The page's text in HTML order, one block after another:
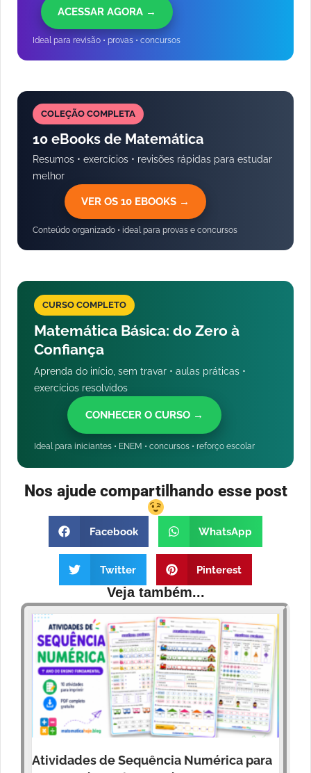
ACESSAR AGORA →
Ideal para revisão • provas • concursos
COLEÇÃO COMPLETA
10 eBooks de Matemática
Resumos • exercícios • revisões rápidas para estudar
melhor
VER OS 10 EBOOKS →
Conteúdo organizado • ideal para provas e concursos
CURSO COMPLETO
Matemática Básica: do Zero à
Confiança
Aprenda do início, sem travar • aulas práticas •
exercícios resolvidos
CONHECER O CURSO →
Ideal para iniciantes • ENEM • concursos • reforço escolar
Nos ajude compartilhando esse post
Facebook WhatsApp
Twitter Pinterest
Veja também...
Atividades de Sequência Numérica para